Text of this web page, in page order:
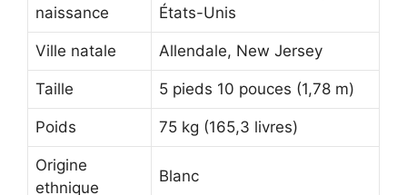
naissance
États-Unis
Ville natale Allendale, New Jersey
Taille 5 pieds 10 pouces (1,78 m)
Poids 75 kg (165,3 livres)
Origine
ethnique
Blanc